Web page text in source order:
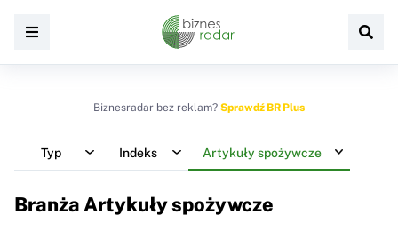
Biznesradar bez reklam? Sprawdź BR Plus
Typ Indeks Artykuły spożywcze
Branża Artykuły spożywcze